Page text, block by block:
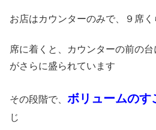
お店はカウンターのみで、９席く
席に着くと、カウンターの前の
がさらに盛られています
その段階で、 ボリュームのす
じ